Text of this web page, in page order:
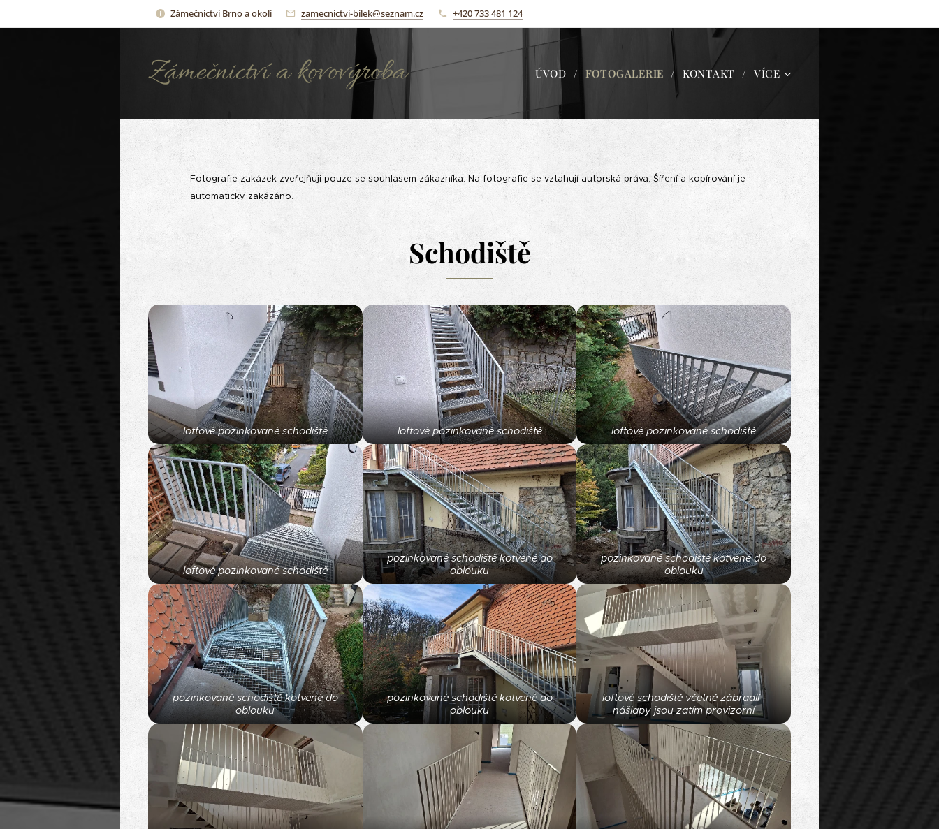
Zámečnictví Brno a okolí zamecnictvi-bilek@seznam.cz +420 733 481 124
Zámečnictví a kovovýroba
Bílek kovovýroba Bílek
ÚVOD FOTOGALERIE KONTAKT VÍCE
Fotografie zakázek zveřejňuji pouze se souhlasem zákazníka. Na fotografie se vztahují autorská práva. Šíření a kopírování je
automaticky zakázáno.
Schodiště
loftové pozinkované schodiště loftové pozinkované schodiště loftové pozinkované schodiště
loftové pozinkované schodiště
pozinkované schodiště kotvené do
oblouku
pozinkované schodiště kotvené do
oblouku
pozinkované schodiště kotvené do
oblouku
pozinkované schodiště kotvené do
oblouku
loftové schodiště včetně zábradlí -
nášlapy jsou zatím provizorní